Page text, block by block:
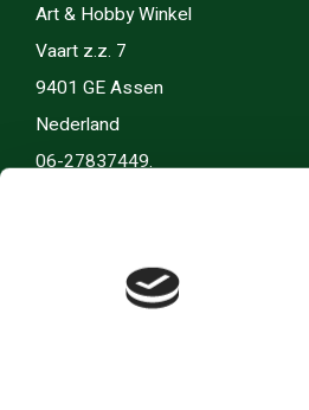
Art & Hobby Winkel
Vaart z.z. 7
9401 GE Assen
Nederland
06-27837449.